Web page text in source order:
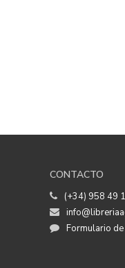
CONTACTO
(+34) 958 49
Formulario